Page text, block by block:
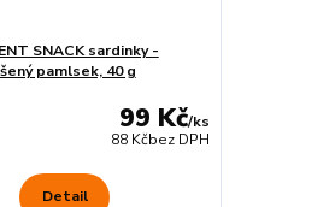
SNACK sardinky -
pamlsek, 40 g
99 Kč/ks
88 Kčbez DPH
Detail